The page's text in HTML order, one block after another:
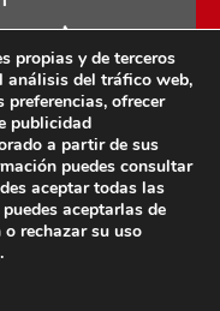
española de
· C/ Sangenjo,
13 05
legal-Política de
propias y de terceros
análisis del tráfico web,
preferencias, ofrecer
publicidad
a partir de sus
puedes consultar
aceptar todas las
aceptarlas de
rechazar su uso
.